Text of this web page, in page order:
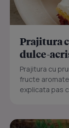
Prajitura
dulce-
Prajitura cu
fructe
explicata pas